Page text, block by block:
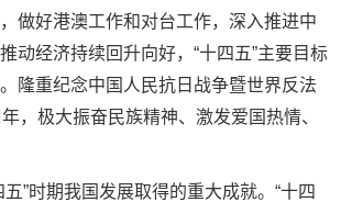
做好港澳工作和对台工作，深入推进中
动经济持续回升向好，“十四五”主要目标
隆重纪念中国人民抗日战争暨世界反法
，极大振奋民族精神、激发爱国热情、
”时期我国发展取得的重大成就。“十四